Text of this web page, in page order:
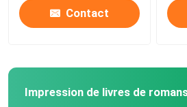
Contact
Impression de livres de